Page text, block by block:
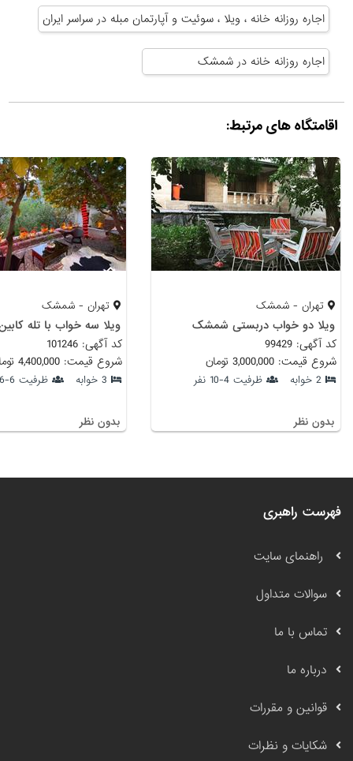
اجاره روزانه خانه ، ویلا ، سوئیت و آپارتمان مبله در سراسر ایران
اجاره روزانه خانه در شمشک
اقامتگاه های مرتبط:
تهران - شمشک
ویلا دو خواب دربستی شمشک
کد آگهی: 99429
شروع قیمت: 3,000,000 تومان
2 خوابه ظرفیت 4-10 نفر
بدون نظر
تهران - شمشک
ویلا سه خواب با تله
کد آگهی: 101246
شروع قیمت: 4,400,000 تومان
3 خوابه ظرفیت 6-16 نفر
بدون نظر
فهرست راهبری
راهنمای سایت
سوالات متداول
تماس با ما
درباره ما
قوانین و مقررات
شکایات و نظرات